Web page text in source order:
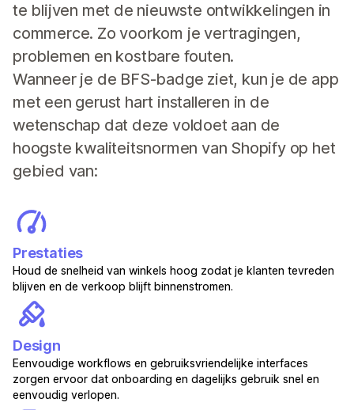
te blijven met de nieuwste ontwikkelingen in
commerce. Zo voorkom je vertragingen,
problemen en kostbare fouten.
Wanneer je de BFS-badge ziet, kun je de app
met een gerust hart installeren in de
wetenschap dat deze voldoet aan de
hoogste kwaliteitsnormen van Shopify op het
gebied van:
Prestaties
Houd de snelheid van winkels hoog zodat je klanten tevreden
blijven en de verkoop blijft binnenstromen.
Design
Eenvoudige workflows en gebruiksvriendelijke interfaces
zorgen ervoor dat onboarding en dagelijks gebruik snel en
eenvoudig verlopen.